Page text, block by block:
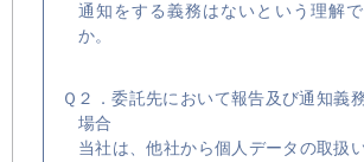
通知をする義務はないという理解
か。
Ｑ２．委託先において報告及び通知義
場合
当社は、他社から個人データの取扱